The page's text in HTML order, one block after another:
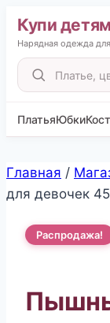
Купи детям
Нарядная одежда
Поиск
товаров
ПлатьяЮбки
Перейти
к
Главная /
для девочек
Распродажа!